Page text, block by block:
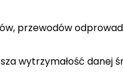
przewodów
wytrzymałość danej